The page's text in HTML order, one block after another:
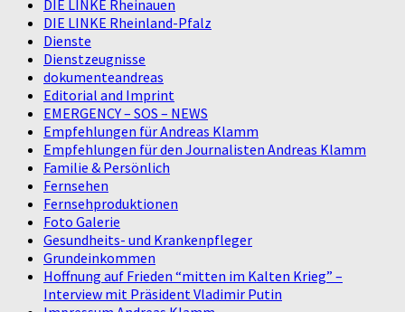
DIE LINKE Rheinauen
DIE LINKE Rheinland-Pfalz
Dienste
Dienstzeugnisse
dokumenteandreas
Editorial and Imprint
EMERGENCY – SOS – NEWS
Empfehlungen für Andreas Klamm
Empfehlungen für den Journalisten Andreas Klamm
Familie & Persönlich
Fernsehen
Fernsehproduktionen
Foto Galerie
Gesundheits- und Krankenpfleger
Grundeinkommen
Hoffnung auf Frieden “mitten im Kalten Krieg” –
Interview mit Präsident Vladimir Putin